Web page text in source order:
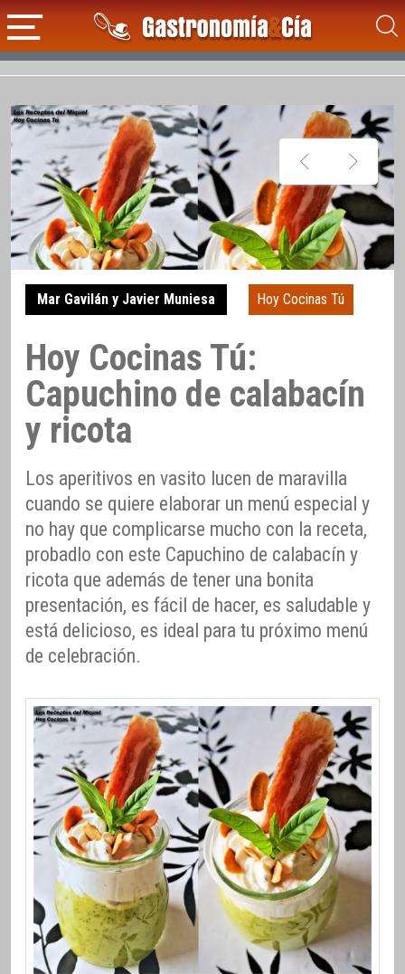
Mar Gavilán y Javier Muniesa Hoy Cocinas Tú
Hoy Cocinas Tú:
Capuchino de calabacín
y ricota
Los aperitivos en vasito lucen de maravilla
cuando se quiere elaborar un menú especial y
no hay que complicarse mucho con la receta,
probadlo con este Capuchino de calabacín y
ricota que además de tener una bonita
presentación, es fácil de hacer, es saludable y
está delicioso, es ideal para tu próximo menú
de celebración.